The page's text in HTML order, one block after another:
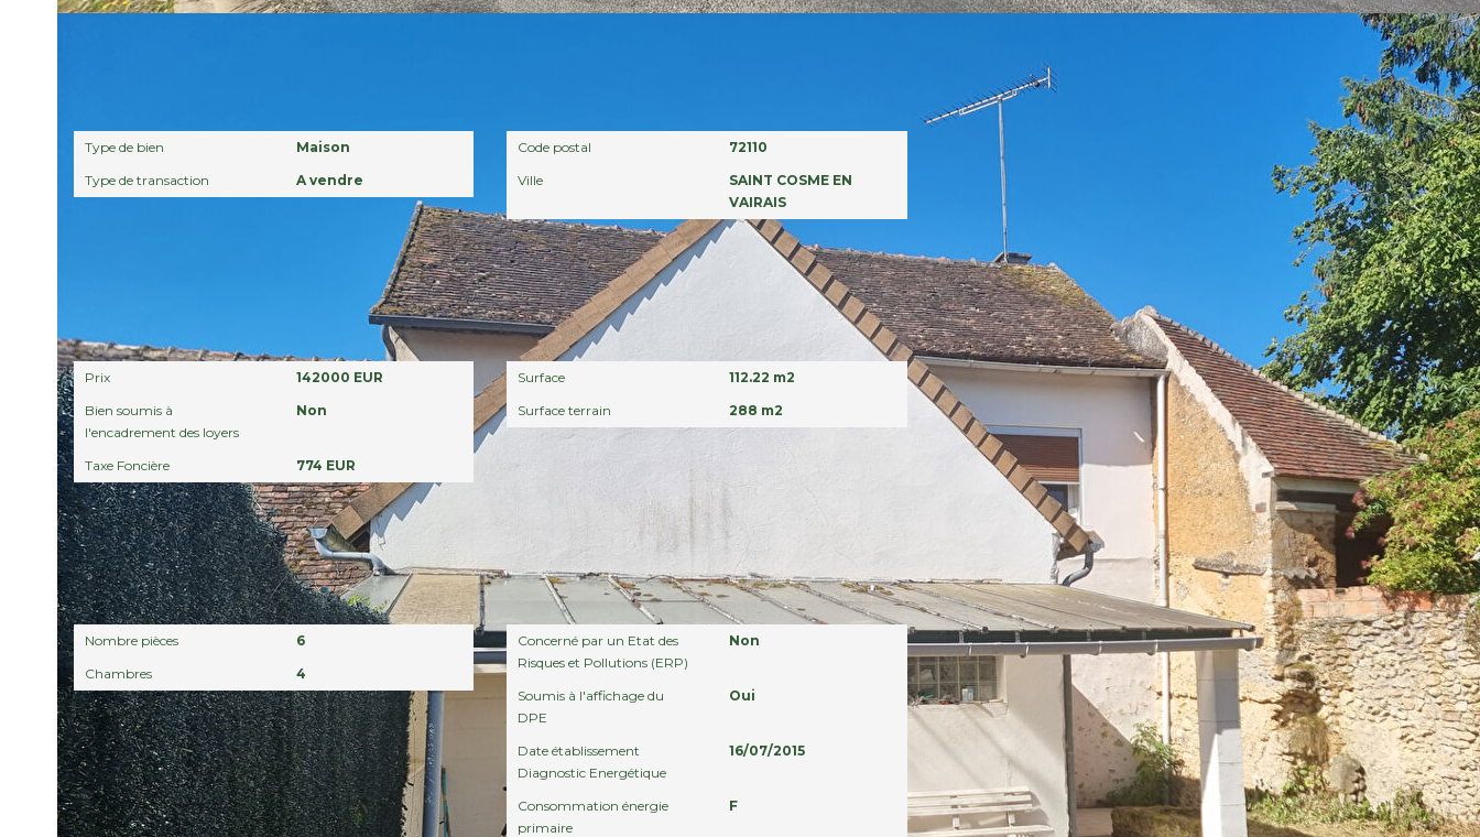
Type de bien
Maison
Type de transaction
A vendre
Code postal
72110
Ville
SAINT COSME EN
VAIRAIS
Prix
142000 EUR
Bien soumis à
l'encadrement des loyers
Non
Taxe Foncière 774 EUR
Surfaces
Surface
112.22 m2
Surface terrain
288 m2
Intérieur
Nombre pièces
6
Chambres
4
Diagnostics
Concerné par un Etat des
Risques et Pollutions (ERP)
Non
Soumis à l'affichage du
DPE
Oui
Date établissement
Diagnostic Energétique
16/07/2015
Consommation énergie
primaire
F